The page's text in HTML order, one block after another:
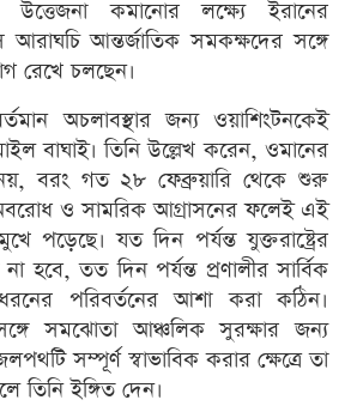
ও উত্তেজনা কমানোর লক্ষ্যে ইরানের
আরাঘচি আন্তর্জাতিক সমকক্ষদের সঙ্গে
রেখে চলছেন।
অচলাবস্থার জন্য ওয়াশিংটনকেই
বাঘাই। তিনি উল্লেখ করেন, ওমানের
বরং গত ২৮ ফেব্রুয়ারি থেকে শুরু
ও সামরিক আগ্রাসনের ফলেই এই
পড়েছে। যত দিন পর্যন্ত যুক্তরাষ্ট্রের
হবে, তত দিন পর্যন্ত প্রণালীর সার্বিক
পরিবর্তনের আশা করা কঠিন।
সমঝোতা আঞ্চলিক সুরক্ষার জন্য
সম্পূর্ণ স্বাভাবিক করার ক্ষেত্রে তা
তিনি ইঙ্গিত দেন।